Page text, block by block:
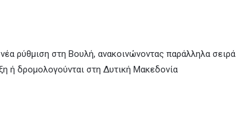
ρύθμιση στη Βουλή, ανακοινώνοντας παράλληλα σειρά
ή δρομολογούνται στη Δυτική Μακεδονία